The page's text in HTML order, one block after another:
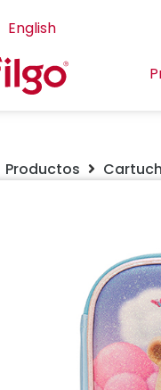
English
Productos